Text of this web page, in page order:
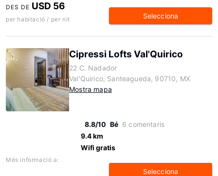
DES DE USD 56
per habitació / per nit Selecciona
Cipressi Lofts Val'Quirico
22 C. Nadador
Val'Quirico, Santeagueda, 90710, MX
Mostra mapa
8.8/10 Bé 6 comentaris
9.4 km
Wifi gratis
Més informació a:
Selecciona